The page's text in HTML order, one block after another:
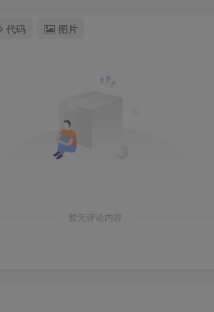
代码 图片
暂无评论内容